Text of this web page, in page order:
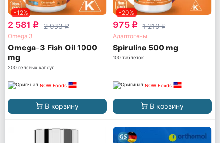
-12%
2 581 q 2 933q
Omega 3
Omega-3 Fish Oil 1000
mg
200 гелевых капсул
NOW Foods
В корзину
-20%
975 q 1 219q
Адаптогены
Spirulina 500 mg
100 таблеток
NOW Foods
В корзину